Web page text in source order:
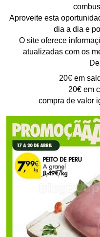
Aproveite esta
dia a dia e
O site oferece
atualizadas com os
20€ em
20€ em
compra de valor